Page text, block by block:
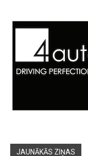
JAUNĀKĀS ZIŅAS